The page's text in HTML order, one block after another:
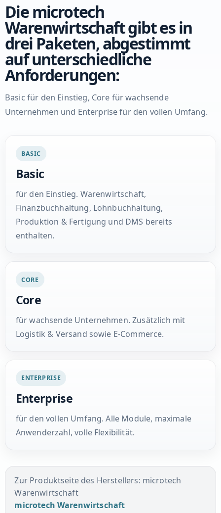
Die microtech
Warenwirtschaft gibt es in
drei Paketen, abgestimmt
auf unterschiedliche
Anforderungen:
Basic für den Einstieg, Core für wachsende
Unternehmen und Enterprise für den vollen Umfang.
BASIC
Basic
für den Einstieg. Warenwirtschaft,
Finanzbuchhaltung, Lohnbuchhaltung,
Produktion & Fertigung und DMS bereits
enthalten.
CORE
Core
für wachsende Unternehmen. Zusätzlich mit
Logistik & Versand sowie E-Commerce.
ENTERPRISE
Enterprise
für den vollen Umfang. Alle Module, maximale
Anwenderzahl, volle Flexibilität.
Zur Produktseite des Herstellers: microtech
Warenwirtschaft
microtech Warenwirtschaft